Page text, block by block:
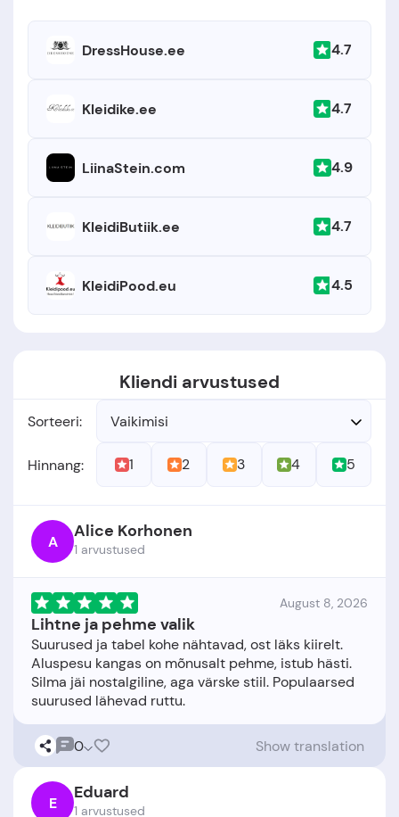
DressHouse.ee 4.7
Kleidike.ee 4.7
LiinaStein.com 4.9
KleidiButiik.ee 4.7
KleidiPood.eu 4.5
Kliendi arvustused
Sorteeri: Vaikimisi
Hinnang: 1 2 3 4 5
A Alice Korhonen
1 arvustused
August 8, 2026
Lihtne ja pehme valik
Suurused ja tabel kohe nähtavad, ost läks kiirelt.
Aluspesu kangas on mõnusalt pehme, istub hästi.
Silma jäi nostalgiline, aga värske stiil. Populaarsed
0 Show translation
E Eduard
1 arvustused